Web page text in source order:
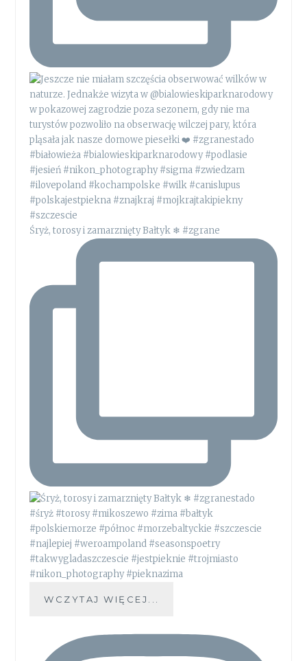
Śryż, torosy i zamarznięty Bałtyk ❄ #zgrane
WCZYTAJ WIĘCEJ...